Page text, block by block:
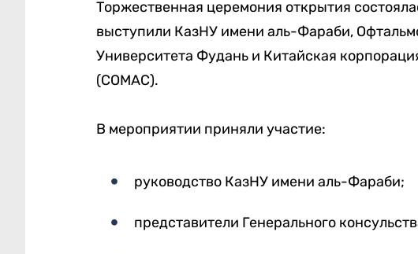
Торжественная церемония открытия
выступили КазНУ имени аль-Фараби,
Университета Фудань и Китайская
(COMAC).
В мероприятии приняли участие:
руководство КазНУ имени аль-Фараби;
представители Генерального